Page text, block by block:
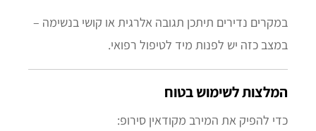
במקרים נדירים תיתכן תגובה אלרגית או קושי בנשימה –
במצב כזה יש לפנות מיד לטיפול רפואי.
המלצות לשימוש בטוח
כדי להפיק את המירב מקודאין סירופ: